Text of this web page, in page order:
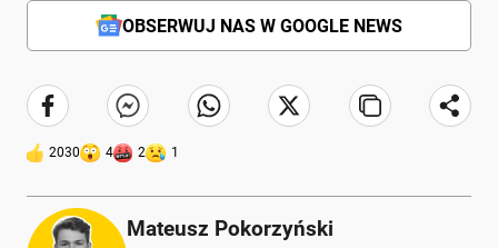
OBSERWUJ NAS W GOOGLE NEWS
2030 4 2 1
Mateusz Pokorzyński